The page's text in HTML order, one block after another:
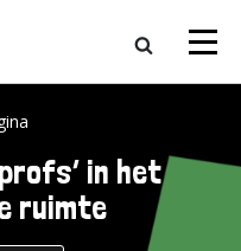
in het
ruimte